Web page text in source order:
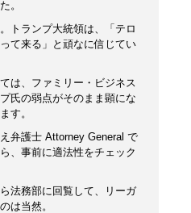
。
トランプ大統領は、「テロ
て来る」と頑なに信じてい
は、ファミリー・ビジネス
氏の弱点がそのまま顕にな
す。
弁護士 Attorney General で
、事前に適法性をチェック
法務部に回覧して、リーガ
は当然。